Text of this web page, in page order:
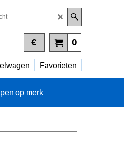
0
€
Favorieten
op merk